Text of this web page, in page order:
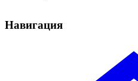
Навигация